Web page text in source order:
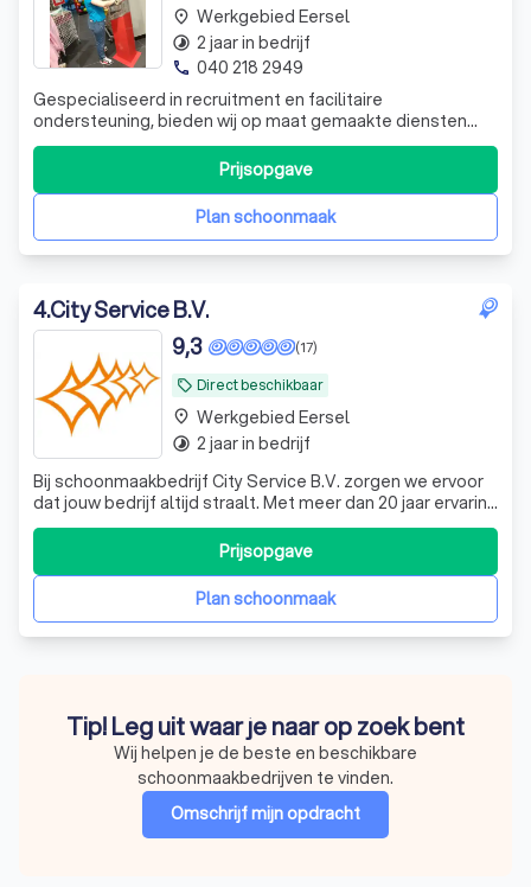
Gespecialiseerd in recruitment en facilitaire
ondersteuning, bieden wij op maat gemaakte diensten
aan om uw organisatie efficiënt en effectief te laten
functioneren. Wij ontzorgen u 100%
Plan schoonmaak
Prijsopgave
place Werkgebied Eersel
timelapse 2 jaar in bedrijf
phone 040 218 2949
4.City Service B.V.
local_offer Direct beschikbaar
(17)
9,3
Bij schoonmaakbedrijf City Service B.V. zorgen we ervoor
dat jouw bedrijf altijd straalt. Met meer dan 20 jaar ervaring
in de schoonmaakbranche zijn wij dé partner voor
bedrijven, instellingen, scholen en kinderdagverblijven in
heel Nederland. Van reguliere schoonmaak tot
glasbewassing, specialistisPlan schoonmaak
Prijsopgave
place Werkgebied Eersel
timelapse 2 jaar in bedrijf
Tip! Leg uit waar je naar op zoek bent
Wij helpen je de beste en beschikbare
schoonmaakbedrijven te vinden.
Omschrijf mijn opdracht